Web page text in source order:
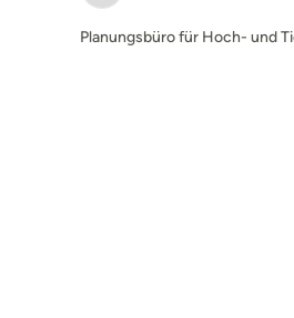
Planungsbüro für Hoch- und